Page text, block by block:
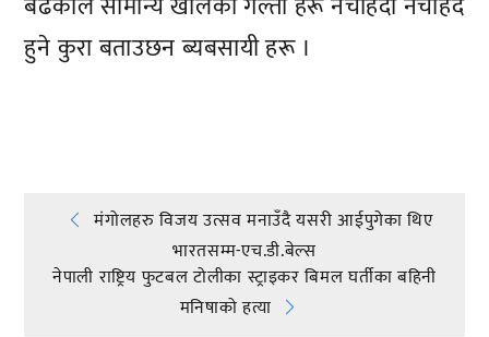
हुने कुरा बताउछन ब्यबसायी हरू ।
Post
navigation
मंगोलहरु विजय उत्सव मनाउँदै यसरी आईपुगेका थिए
भारतसम्म-एच.डी.बेल्स
नेपाली राष्ट्रिय फुटबल टोलीका स्ट्राइकर बिमल घर्तीका बहिनी
मनिषाको हत्या